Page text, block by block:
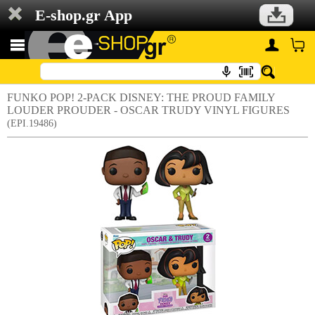
E-shop.gr App
FUNKO POP! 2-PACK DISNEY: THE PROUD FAMILY
LOUDER PROUDER - OSCAR TRUDY VINYL FIGURES
(EPI.19486)